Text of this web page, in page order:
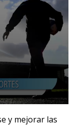
y mejorar las